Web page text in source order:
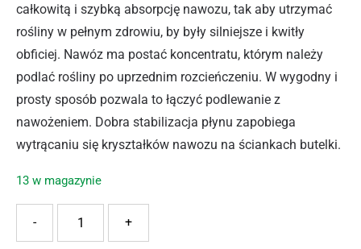
całkowitą i szybką absorpcję nawozu, tak aby utrzymać
rośliny w pełnym zdrowiu, by były silniejsze i kwitły
obficiej. Nawóz ma postać koncentratu, którym należy
podlać rośliny po uprzednim rozcieńczeniu. W wygodny i
prosty sposób pozwala to łączyć podlewanie z
nawożeniem. Dobra stabilizacja płynu zapobiega
wytrącaniu się kryształków nawozu na ściankach butelki.
13 w magazynie
+
-